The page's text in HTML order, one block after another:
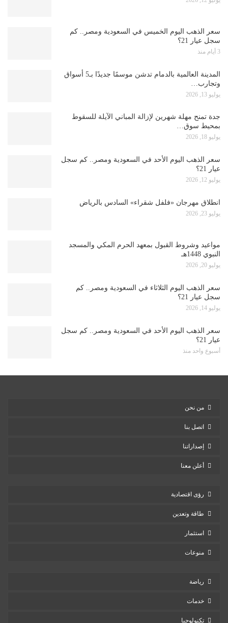
سعر الذهب اليوم الخميس في السعودية ومصر.. كم
سجل عيار 21؟
3 أيام منذ
المدينة العالمية بالدمام تدشن موسمًا جديدًا بـ5 أسواق
وتجارب…
يوليو 13, 2026
جدة تمنح مهلة شهرين لإزالة المباني الآيلة للسقوط
بمحيط سوق…
يوليو 18, 2026
سعر الذهب اليوم الأحد في السعودية ومصر.. كم سجل
عيار 21؟
يوليو 12, 2026
انطلاق مهرجان «فلفل شقراء» السادس بالرياض
يوليو 23, 2026
مواعيد وشروط القبول بمعهد الحرم المكي والمسجد
النبوي 1448هـ
يوليو 20, 2026
سعر الذهب اليوم الثلاثاء في السعودية ومصر.. كم
سجل عيار 21؟
يوليو 14, 2026
سعر الذهب اليوم الأحد في السعودية ومصر.. كم سجل
عيار 21؟
أسبوع واحد منذ
من نحن
اتصل بنا
إصداراتنا
أعلن معنا
رؤى اقتصادية
طاقة وتعدين
استثمار
منوعات
رياضة
خدمات
تكنولوجيا